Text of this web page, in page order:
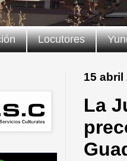
Locutores
15 abril
La